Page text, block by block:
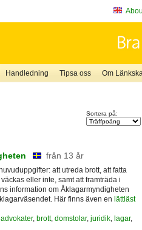
Handledning Tipsa oss Om
Sortera på:
från 13 år
att utreda brott, att fatta
eller inte, samt att framträda i
information om Åklagarmyndigheten
Här finns även en lättläst
advokater, brott, domstolar, juridik, lagar,